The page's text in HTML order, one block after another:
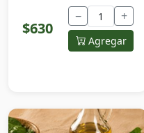
$630
− +
Agregar